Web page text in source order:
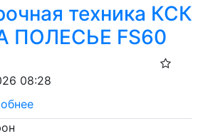
техника КСК
ПОЛЕСЬЕ FS60
08:28